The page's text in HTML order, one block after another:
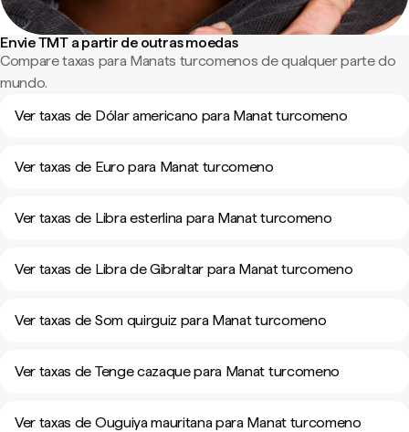
Envie TMT a partir de outras moedas
Compare taxas para Manats turcomenos de qualquer parte do
mundo.
Ver taxas de Dólar americano para Manat turcomeno
Ver taxas de Euro para Manat turcomeno
Ver taxas de Libra esterlina para Manat turcomeno
Ver taxas de Libra de Gibraltar para Manat turcomeno
Ver taxas de Som quirguiz para Manat turcomeno
Ver taxas de Tenge cazaque para Manat turcomeno
Ver taxas de Ouguiya mauritana para Manat turcomeno